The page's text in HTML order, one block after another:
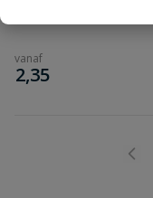
vanaf
€
2,35